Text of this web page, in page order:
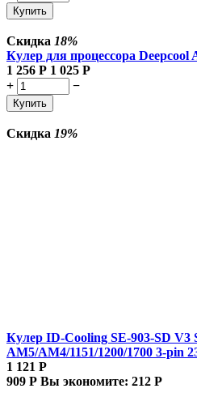
Купить
Скидка 18%
Кулер для процессора Deepcool
1 256 Р 1 025 Р
+
−
Купить
Скидка 19%
Кулер ID-Cooling SE-903-SD V3
AM5/AM4/1151/1200/1700 3-pin
1 121 Р
909 Р Вы экономите: 212 Р